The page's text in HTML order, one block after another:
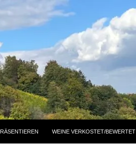
WEINE VERKOSTET/BEWERTET